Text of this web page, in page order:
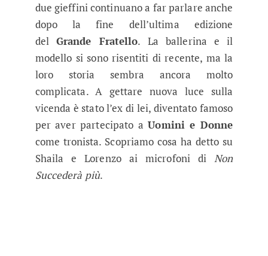
due gieffini continuano a far parlare anche
dopo la fine dell’ultima edizione
del Grande Fratello. La ballerina e il
modello si sono risentiti di recente, ma la
loro storia sembra ancora molto
complicata. A gettare nuova luce sulla
vicenda è stato l’ex di lei, diventato famoso
per aver partecipato aUomini e Donne
come tronista. Scopriamo cosa ha detto su
Shaila e Lorenzo ai microfoni diNon
Succederà più.